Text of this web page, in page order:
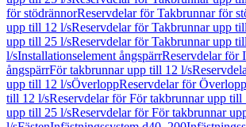
för stödrännorReservdelar för Takbrunnar för
upp till 12 l/sReservdelar för Takbrunnar upp
upp till 25 l/sReservdelar för Takbrunnar upp
l/sInstallationselement ångspärrReservdelar för
ångspärrFör takbrunnar upp till 12 l/s
upp till 12 l/sÖverloppReservdelar för Överlopp
till 12 l/sReservdelar för För takbrunnar upp till
upp till 25 l/sReservdelar för För takbrunnar